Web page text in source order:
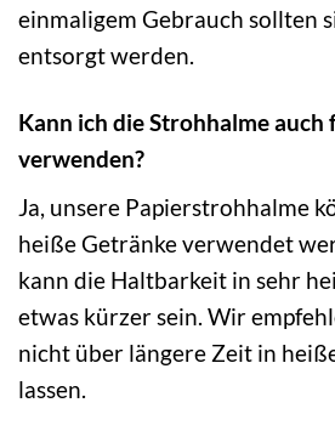
einmaligem Gebrauch sollten
entsorgt werden.
Kann ich die Strohhalme
verwenden?
Ja, unsere Papierstrohhalme
heiße Getränke verwendet
kann die Haltbarkeit in sehr
etwas kürzer sein. Wir
nicht über längere Zeit in
lassen.